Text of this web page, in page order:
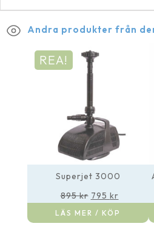
Andra produkter från
REA!
Superjet 3000
895kr Det
ursprungliga
priset
var:
795 kr
priset
är:
LÄS MER / KÖP